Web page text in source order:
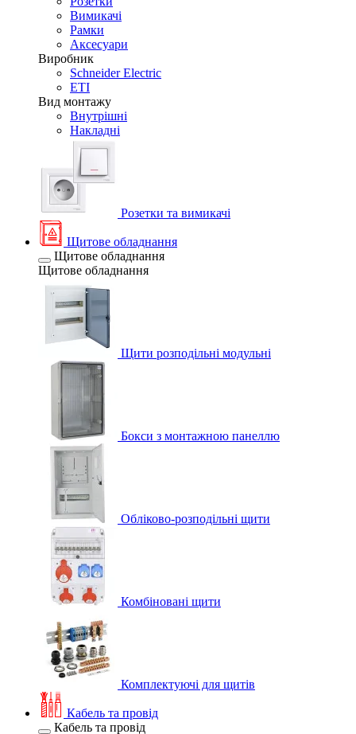
Вимикачі
Рамки
Аксесуари
Виробник
Schneider Electric
ETI
Вид монтажу
Внутрішні
Накладні
Розетки та вимикачі
Щитове обладнання
Щитове обладнання
Щитове обладнання
Щити розподільні модульні
Бокси з монтажною панеллю
Обліково-розподільні щити
Комбіновані щити
Комплектуючі для щитів
Кабель та провід
Кабель та провід